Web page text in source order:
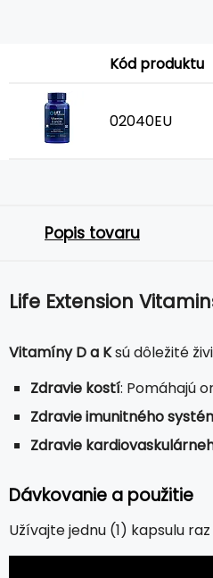
Kód produktu
02040EU
Popis tovaru
Life Extension
Vitamíny D a Ksú dôležité
Zdravie kostí: Pomáhajú
Zdravie imunitného
Zdravie
Dávkovanie a použitie
Užívajte jednu (1) kapsulu